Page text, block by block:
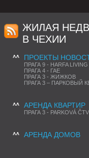
ЖИЛАЯ
В ЧЕХИИ
ПРОЕКТЫ
ПРАГА 9 - HARFA LIVING
ПРАГА 4 - ГАЕ
ПРАГА 3 - ЖИЖКОВ
ПРАГА 3 – ПАРКОВЫЙ
АРЕНДА КВАРТИР
ПРАГА 3 - PARKOVÁ
АРЕНДА ДОМОВ